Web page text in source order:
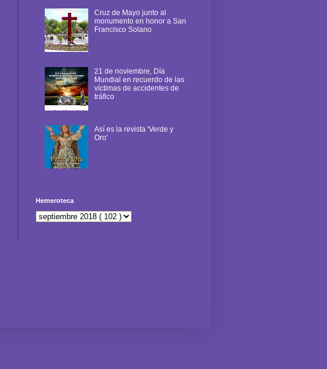
Cruz de Mayo junto al
monumento en honor a San
Francisco Solano
21 de noviembre, Día
Mundial en recuerdo de las
víctimas de accidentes de
tráfico
Así es la revista 'Verde y
Oro'
Hemeroteca